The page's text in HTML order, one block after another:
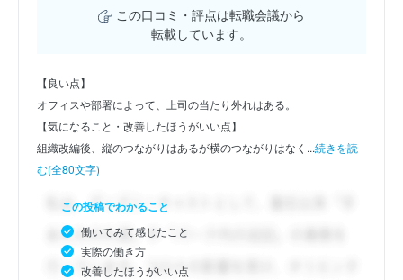
この口コミ・評点は転職会議から
転載しています。
【良い点】
オフィスや部署によって、上司の当たり外れはある。
【気になること・改善したほうがいい点】
組織改編後、縦のつながりはあるが横のつながりはなく...続きを読
む(全80文字)
この投稿でわかること
働いてみて感じたこと
実際の働き方
改善したほうがいい点